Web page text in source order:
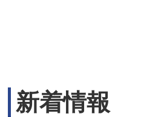
新着情報